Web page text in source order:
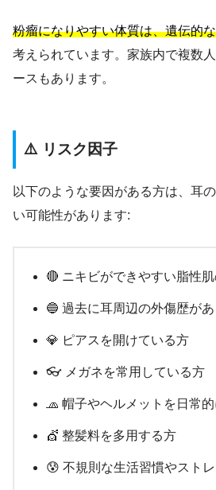
粉瘤になりやすい体質は、遺伝的
考えられています。家族内で複数
ースもあります。
⚠️ リスク因子
以下のような要因がある方は、耳
い可能性があります:
🔴 ニキビができやすい脂性
🔵 過去に耳周辺の外傷歴が
💎 ピアスを開けている方
👓 メガネを常用している方
🧢 帽子やヘルメットを日常
💇 整髪料を多用する方
😰 不規則な生活習慣やスト